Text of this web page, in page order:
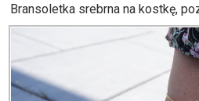
Bransoletka srebrna na kostkę,